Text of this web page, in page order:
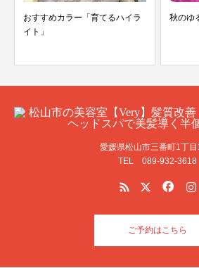
おすすめカラー「育てるハイラ
イト」
秋のゆ
愛媛県松山市三番町1丁
TEL 089-932-3618
ご予約はこちら